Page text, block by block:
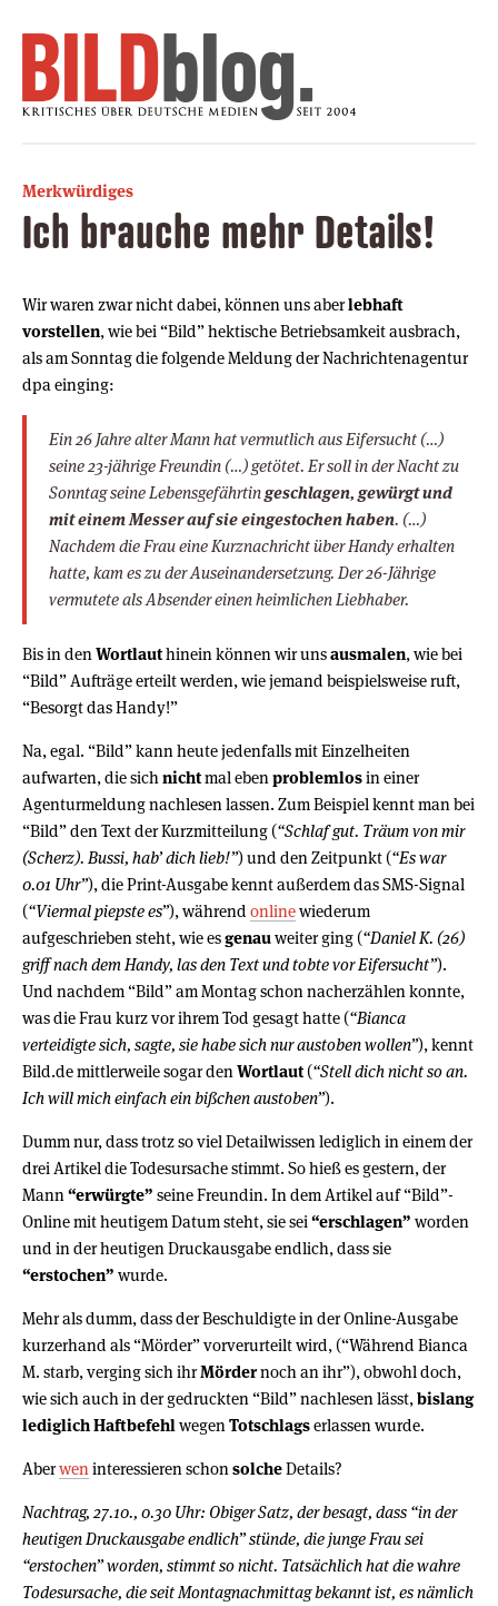
Merkwürdiges
Ich brauche mehr Details!
Wir waren zwar nicht dabei, können uns aberlebhaft
vorstellen, wie bei “Bild” hektische Betriebsamkeit ausbrach,
als am Sonntag die folgende Meldung der Nachrichtenagentur
dpa einging:
Ein 26 Jahre alter Mann hat vermutlich aus Eifersucht (…)
seine 23-jährige Freundin (…) getötet. Er soll in der Nacht zu
Sonntag seine Lebensgefährtingeschlagen, gewürgt und
mit einem Messer auf sie eingestochen haben. (…)
Nachdem die Frau eine Kurznachricht über Handy erhalten
hatte, kam es zu der Auseinandersetzung. Der 26-Jährige
vermutete als Absender einen heimlichen Liebhaber.
Bis in den Wortlauthinein können wir unsausmalen, wie bei
“Bild” Aufträge erteilt werden, wie jemand beispielsweise ruft,
“Besorgt das Handy!”
Na, egal. “Bild” kann heute jedenfalls mit Einzelheiten
aufwarten, die sich nichtmal eben problemlosin einer
Agenturmeldung nachlesen lassen. Zum Beispiel kennt man bei
“Bild” den Text der Kurzmitteilung (“Schlaf gut. Träum von mir
(Scherz). Bussi, hab’ dich lieb!”) und den Zeitpunkt (“Es war
0.01 Uhr”), die Print-Ausgabe kennt außerdem das SMS-Signal
(“Viermal piepste es”), während onlinewiederum
aufgeschrieben steht, wie esgenauweiter ging (“Daniel K. (26)
griff nach dem Handy, las den Text und tobte vor Eifersucht”).
Und nachdem “Bild” am Montag schon nacherzählen konnte,
was die Frau kurz vor ihrem Tod gesagt hatte (“Bianca
verteidigte sich, sagte, sie habe sich nur austoben wollen”), kennt
Bild.de mittlerweile sogar den Wortlaut (“Stell dich nicht so an.
Ich will mich einfach ein bißchen austoben”).
Dumm nur, dass trotz so viel Detailwissen lediglich in einem der
drei Artikel die Todesursache stimmt. So hieß es gestern, der
Mann “erwürgte” seine Freundin. In dem Artikel auf “Bild”-
Online mit heutigem Datum steht, sie sei “erschlagen” worden
und in der heutigen Druckausgabe endlich, dass sie
“erstochen” wurde.
Mehr als dumm, dass der Beschuldigte in der Online-Ausgabe
kurzerhand als “Mörder” vorverurteilt wird, (“Während Bianca
M. starb, verging sich ihrMördernoch an ihr”), obwohl doch,
wie sich auch in der gedruckten “Bild” nachlesen lässt, bislang
lediglich Haftbefehl wegen Totschlagserlassen wurde.
Aberwen interessieren schon solcheDetails?
Nachtrag, 27.10., 0.30 Uhr: Obiger Satz, der besagt, dass “in der
heutigen Druckausgabe endlich” stünde, die junge Frau sei
“erstochen” worden, stimmt so nicht. Tatsächlich hat die wahre
Todesursache, die seit Montagnachmittag bekannt ist, es nämlich